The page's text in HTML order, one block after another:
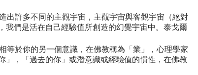
出許多不同的主觀宇宙，主觀宇宙與客觀宇宙（絕對
們是活在自己經驗值所創造的幻覺宇宙中。泰戈爾
等於你的另一個意識，在佛教稱為「業」，心理學家
，「過去的你」或潛意識或經驗值的慣性，在佛教